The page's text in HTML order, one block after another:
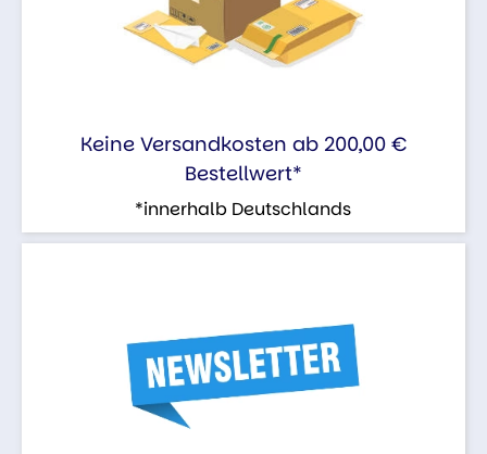
Keine Versandkosten ab 200,00 €
Bestellwert*
*innerhalb Deutschlands